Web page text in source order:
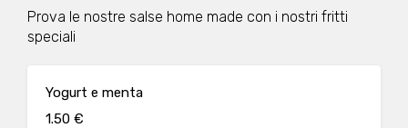
Prova le nostre salse home made con i nostri fritti
speciali
Yogurt e menta
1.50 €